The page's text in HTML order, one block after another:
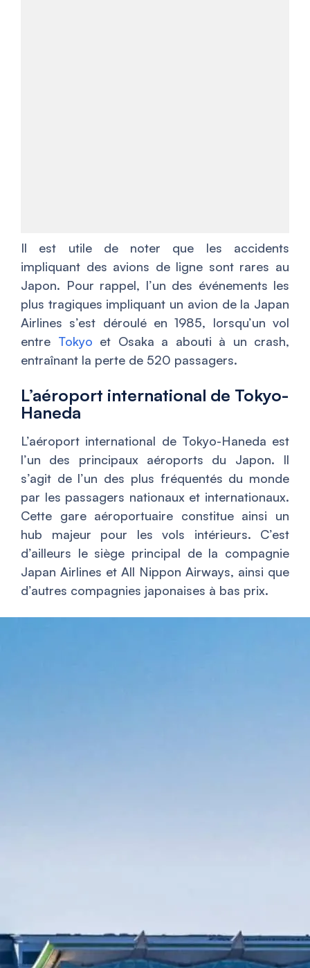
Il est utile de noter que les accidents
impliquant des avions de ligne sont rares au
Japon. Pour rappel, l’un des événements les
plus tragiques impliquant un avion de la Japan
Airlines s’est déroulé en 1985, lorsqu’un vol
entre Tokyo et Osaka a abouti à un crash,
entraînant la perte de 520 passagers.
L’aéroport international de Tokyo-
Haneda
L’aéroport international de Tokyo-Haneda est
l’un des principaux aéroports du Japon. Il
s’agit de l’un des plus fréquentés du monde
par les passagers nationaux et internationaux.
Cette gare aéroportuaire constitue ainsi un
hub majeur pour les vols intérieurs. C’est
d’ailleurs le siège principal de la compagnie
Japan Airlines et All Nippon Airways, ainsi que
d’autres compagnies japonaises à bas prix.